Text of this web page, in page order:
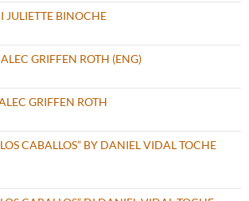
JULIETTE BINOCHE
GRIFFEN ROTH (ENG)
GRIFFEN ROTH
CABALLOS” BY DANIEL VIDAL TOCHE